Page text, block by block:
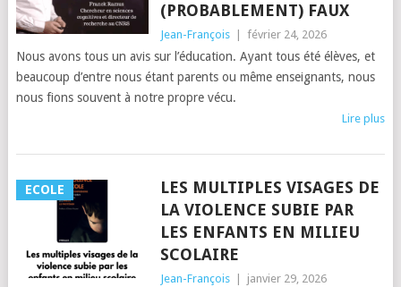
(PROBABLEMENT) FAUX
Jean-François février 24, 2026
Nous avons tous un avis sur l’éducation. Ayant tous été élèves, et
beaucoup d’entre nous étant parents ou même enseignants, nous
nous fions souvent à notre propre vécu.
Lire plus
ECOLE
LES MULTIPLES VISAGES DE
LA VIOLENCE SUBIE PAR
LES ENFANTS EN MILIEU
SCOLAIRE
Jean-François janvier 29, 2026